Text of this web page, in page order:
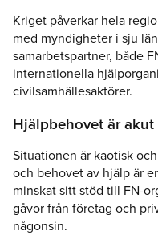
Kriget påverkar hela
med myndigheter i sju
samarbetspartner, både
internationella
civilsamhällesaktörer.
Hjälpbehovet är akut
Situationen är kaotisk
och behovet av hjälp är
minskat sitt stöd till FN-
gåvor från företag och
någonsin.